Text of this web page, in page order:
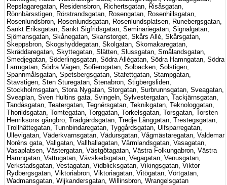
Repslagaregatan, Residensbron, Richertsgatan, Risåsgatan,
Rönnbärsstigen, Rörstrandsgatan, Rosengatan, Rosenhillsgatan,
Rosenlundsbron, Rosenlundsgatan, Rosenlundsplatsen, Runebergsgatan,
Sankt Eriksgatan, Sankt Sigfridsgatan, Seminariegatan, Signalgatan,
Sjömansgatan, Skånegatan, Skanstorget, Skårs Allé, Skårsgatan,
Skeppsbron, Skogshyddegatan, Skolgatan, Skomakaregatan,
Skräddaregatan, Skyttegatan, Slätten, Slussgatan, Smålandsgatan,
Smedjegatan, Söderlingsgatan, Södra Allégatan, Södra Hamngatan, Södra
Larmgatan, Södra Vägen, Sofierogatan, Solbacken, Solstigen,
Spannmålsgatan, Spetsbergsgatan, Stafettgatan, Stampgatan,
Stavstigen, Sten Sturegatan, Stenabron, Stigbergsliden,
Stockholmsgatan, Stora Nygatan, Storgatan, Surbrunnsgatan, Sveagatan,
Sveaplan, Sven Hultins gata, Svingeln, Sylvestergatan, Tackjärnsgatan,
Tandåsgatan, Teatergatan, Tegnérsgatan, Teknikgatan, Teknologgatan,
Thorildsgatan, Tomtegatan, Torggatan, Torkelsgatan, Torsgatan, Torsten
Henriksons gångbro, Trädgårdsgatan, Tredje Långgatan, Trestegsgatan,
Trollhättegatan, Tunnbindaregatan, Tyggårdsgatan, Ulfsparregatan,
Ullevigatan, Väderkvarnsgatan, Vädursgatan, Vågmästaregatan, Valdemar
Noréns gata, Vallgatan, Vallhallagatan, Värmlandsgatan, Vasagatan,
Vasaplatsen, Västergatan, Västgötagatan, Västra Folkungabron, Västra
Hamngatan, Vattugatan, Vävskedsgatan, Vegagatan, Venusgatan,
Verkstadsgatan, Vestagatan, Vidblicksgatan, Vikingsgatan, Viktor
Rydbergsgatan, Viktoriabron, Viktoriagatan, Vitögatan, Vörtgatan,
Wadmansgatan, Wijkandersgatan, Willinsbron, Wrangelsgatan